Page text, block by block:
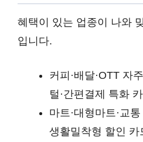
혜택이 있는 업종이 나와
입니다.
커피·배달·OTT 자
털·간편결제 특화
마트·대형마트·교
생활밀착형 할인 카